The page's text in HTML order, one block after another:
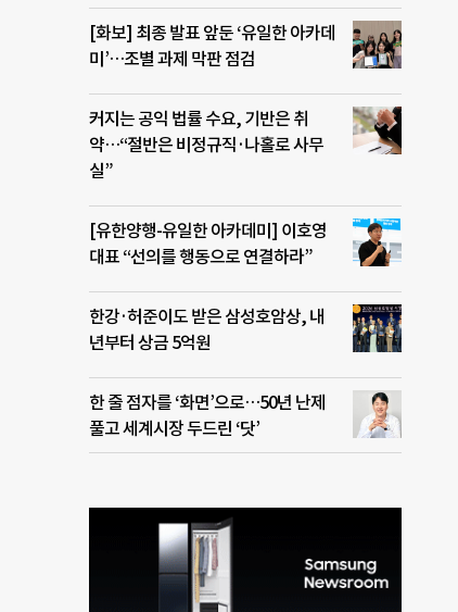
[화보] 최종 발표 앞둔 ‘유일한 아카데
미’…조별 과제 막판 점검
커지는 공익 법률 수요, 기반은 취
약…“절반은 비정규직·나홀로 사무
실”
[유한양행-유일한 아카데미] 이호영
대표 “선의를 행동으로 연결하라”
한강·허준이도 받은 삼성호암상, 내
년부터 상금 5억원
한 줄 점자를 ‘화면’으로…50년 난제
풀고 세계시장 두드린 ‘닷’